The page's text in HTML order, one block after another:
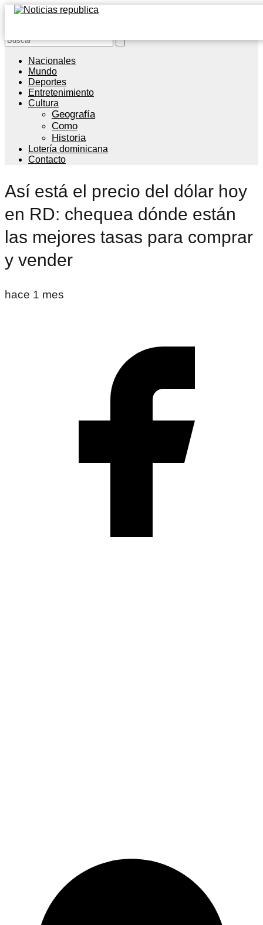
Nacionales
Mundo
Deportes
Entretenimiento
Cultura
Geografía
Como
Historia
Lotería dominicana
Contacto
Así está el precio del dólar hoy
en RD: chequea dónde están
las mejores tasas para comprar
y vender
hace 1 mes